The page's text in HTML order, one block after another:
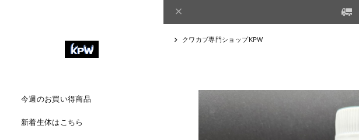
今週のお買い得商品
新着生体はこちら
クワカブ専門ショップKPW